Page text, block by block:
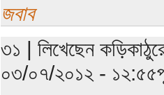
জবাব
৩১ | লিখেছেন
০৩/০৭/২০১২ -